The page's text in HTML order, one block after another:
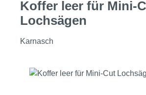
Koffer leer für Mini-
Lochsägen
Karnasch
Bildergalerie überspringen